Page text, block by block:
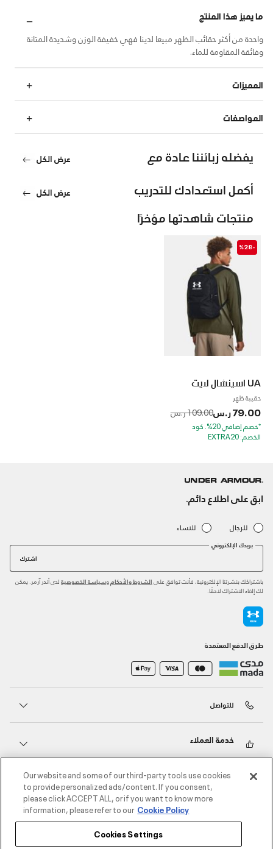
ما يميز هذا المنتج
واحدة من أكثر حقائب الظهر مبيعا لدينا فهي خفيفة الوزن وشديدة المتانة
وفائقة المقاومة للماء.
المميزات
المواصفات
يفضله زبائننا عادة مع عرض الكل
أكمل استعدادك للتدريب عرض الكل
منتجات شاهدتها مؤخرًا
-%28
UA اسينشال لايت
حقيبة ظهر
79.00 ر.س Price reduced from
109.00 ر.س to
*خصم إضافي 20%. كود
الخصم: EXTRA20
ابق على اطلاع دائم.
للرجال للنساء
بريدك الإلكتروني
اشترك
باشتراكك بنشرتنا الإلكترونية، فأنت توافق على الشروط والأحكام وسياسة الخصوصية لدى أندر آرمر. يمكن
لك إلغاء الاشتراك لاحقًا.
طرق الدفع المعتمدة
للتواصل
خدمة العملاء
حول أندر آرمر
أندر آرمر على الشبكات الاجتماعية
Our website and some of our third-party tools use cookies
to provide personalized ads/content. If you consent,
please click ACCEPT ALL, or if you want to know more
information, please refer to our Cookie Policy
Cookies Settings